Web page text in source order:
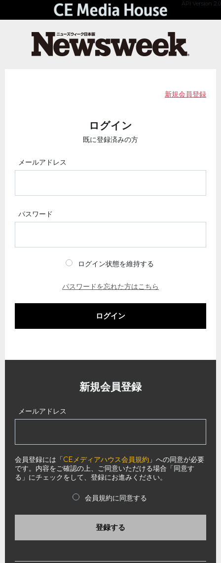
API Version 2.0
新規会員登録
ログイン
既に登録済みの方
メールアドレス
パスワード
ログイン状態を維持する
パスワードを忘れた方はこちら
ログイン
新規会員登録
メールアドレス
会員登録には「CEメディアハウス会員規約 」への同意が必要
です。内容をご確認の上、ご同意いただける場合「同意す
る」にチェックをして、登録にお進みください。
会員規約に同意する
登録する